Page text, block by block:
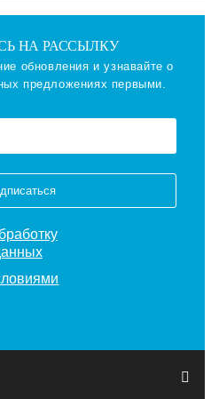
НА РАССЫЛКУ
обновления и узнавайте о
предложениях первыми.